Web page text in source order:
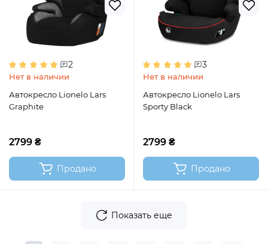
2
Нет в наличии
Автокресло Lionelo Lars
Graphite
2799 ₴
Продано
3
Нет в наличии
Автокресло Lionelo Lars
Sporty Black
2799 ₴
Продано
Показать еще